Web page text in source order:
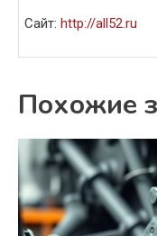
Сайт: http://all52.ru
Похожие